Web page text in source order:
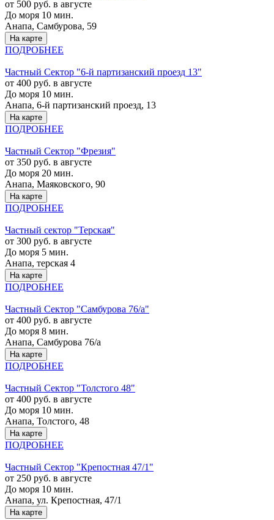
от 500 руб. в августе
До моря 10 мин.
Анапа, Самбурова, 59
На карте
ПОДРОБНЕЕ
Частный Cектор "6-й партизанский проезд 13"
от 400 руб. в августе
До моря 10 мин.
Анапа, 6-й партизанский проезд, 13
На карте
ПОДРОБНЕЕ
Частный Cектор "Фрезия"
от 350 руб. в августе
До моря 20 мин.
Анапа, Маяковского, 90
На карте
ПОДРОБНЕЕ
Частный сектор "Терская"
от 300 руб. в августе
До моря 5 мин.
Анапа, терская 4
На карте
ПОДРОБНЕЕ
Частный Сектор "Самбурова 76/а"
от 400 руб. в августе
До моря 8 мин.
Анапа, Самбурова 76/а
На карте
ПОДРОБНЕЕ
Частный Сектор "Толстого 48"
от 400 руб. в августе
До моря 10 мин.
Анапа, Толстого, 48
На карте
ПОДРОБНЕЕ
Частный Сектор "Крепостная 47/1"
от 250 руб. в августе
До моря 10 мин.
Анапа, ул. Крепостная, 47/1
На карте